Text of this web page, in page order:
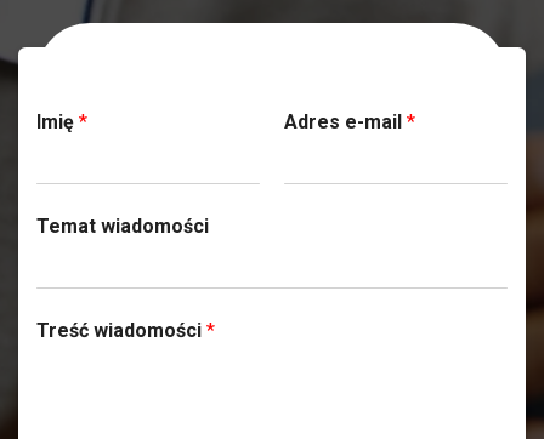
Imię * Adres e-mail *
Temat wiadomości
Treść wiadomości *